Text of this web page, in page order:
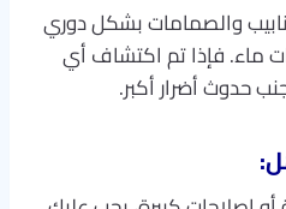
والصمامات بشكل دوري
ماء. فإذا تم اكتشاف أي
حدوث أضرار أكبر.